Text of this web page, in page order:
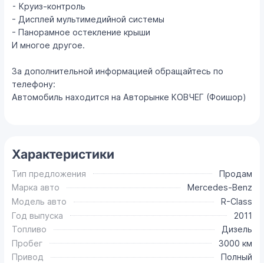
⁃ Круиз-контроль
- Дисплей мультимедийной системы
- Панорамное остекление крыши
И многое другое.
За дополнительной информацией обращайтесь по
телефону:
Автомобиль находится на Авторынке КОВЧЕГ (Фоишор)
Характеристики
Тип предложения
Продам
Марка авто
Mercedes-Benz
Модель авто
R-Class
Год выпуска
2011
Топливо
Дизель
Пробег
3000 км
Привод
Полный